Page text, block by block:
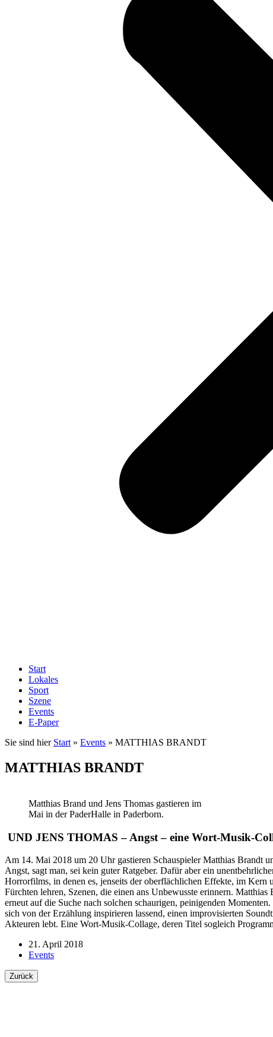
Start
Lokales
Sport
Szene
Events
E-Paper
Sie sind hier Start » Events » MATTHIAS BRANDT
MATTHIAS BRANDT
Matthias Brand und Jens Thomas gastieren im
Mai in der PaderHalle in Paderborn.
UND JENS THOMAS – Angst – eine Wort-Musik-
Am 14. Mai 2018 um 20 Uhr gastieren Schauspieler Matthias Brandt
Angst, sagt man, sei kein guter Ratgeber. Dafür aber ein
Horrorfilms, in denen es, jenseits der oberflächlichen Effekte, im Kern
Fürchten lehren, Szenen, die einen ans Unbewusste erinnern.
erneut auf die Suche nach solchen schaurigen, peinigenden
sich von der Erzählung inspirieren lassend, einen improvisierten
Akteuren lebt. Eine Wort-Musik-Collage, deren Titel sogleich
21. April 2018
Events